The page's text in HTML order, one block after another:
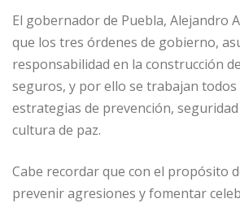
El gobernador de Puebla, Alejandro
que los tres órdenes de gobierno,
responsabilidad en la construcción
seguros, y por ello se trabajan todos
estrategias de prevención,
cultura de paz.
Cabe recordar que con el propósito
prevenir agresiones y fomentar